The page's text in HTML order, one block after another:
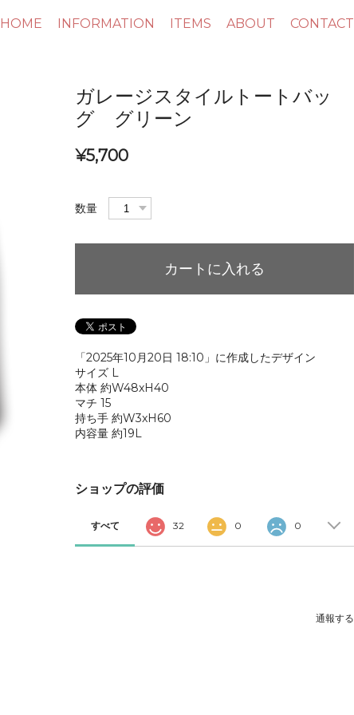
HOME INFORMATION ITEMS ABOUT CONTACT
ガレージスタイルトートバッ
グ グリーン
¥5,700
数量
カートに入れる
「2025年10月20日 18:10」に作成したデザイン
サイズ L
本体 約W48xH40
マチ 15
持ち手 約W3xH60
内容量 約19L
ショップの評価
すべて 32 0 0
通報する